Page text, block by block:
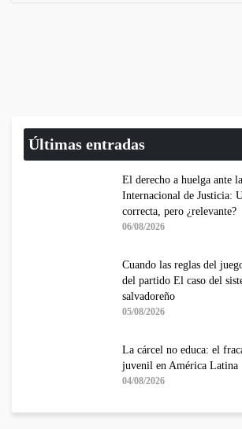
Últimas entradas
El derecho a huelga ante
Internacional de Justicia:
correcta, pero ¿relevante?
06/08/2026
Cuando las reglas del
del partido El caso del
salvadoreño
05/08/2026
La cárcel no educa: el
juvenil en América Latina
04/08/2026